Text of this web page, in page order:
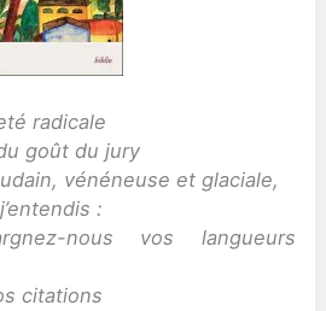
radicale
goût du jury
vénéneuse et glaciale,
:
nous vos langueurs
citations